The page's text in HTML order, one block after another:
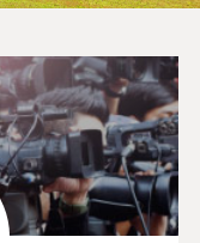
機構典藏